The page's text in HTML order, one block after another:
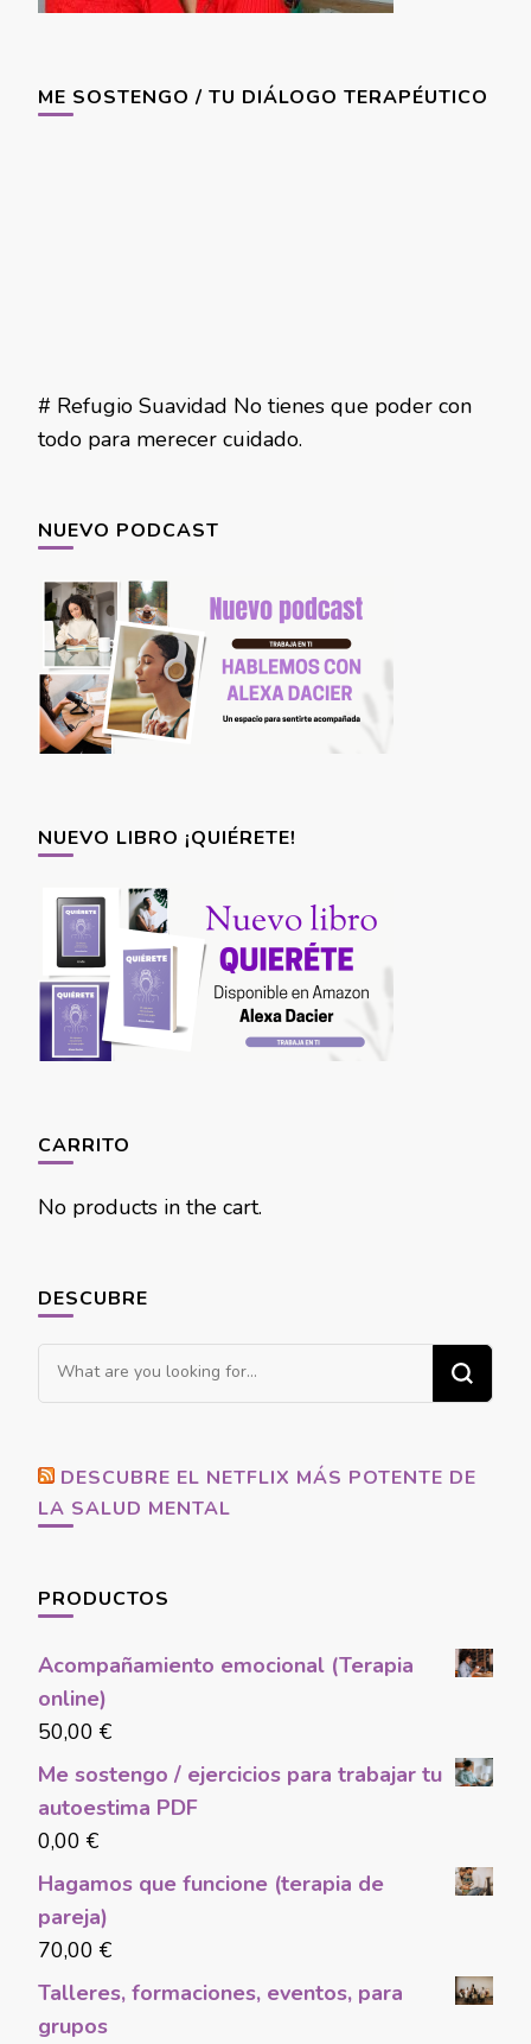
ME SOSTENGO / TU DIÁLOGO TERAPÉUTICO
# Refugio Suavidad No tienes que poder con
todo para merecer cuidado.
NUEVO PODCAST
NUEVO LIBRO ¡QUIÉRETE!
CARRITO
No products in the cart.
DESCUBRE
Looking
for
DESCUBRE EL NETFLIX MÁS POTENTE DE
LA SALUD MENTAL
PRODUCTOS
Acompañamiento emocional (Terapia
online)
50,00 €
Me sostengo / ejercicios para trabajar tu
autoestima PDF
0,00 €
Hagamos que funcione (terapia de
pareja)
70,00 €
Talleres, formaciones, eventos, para
grupos